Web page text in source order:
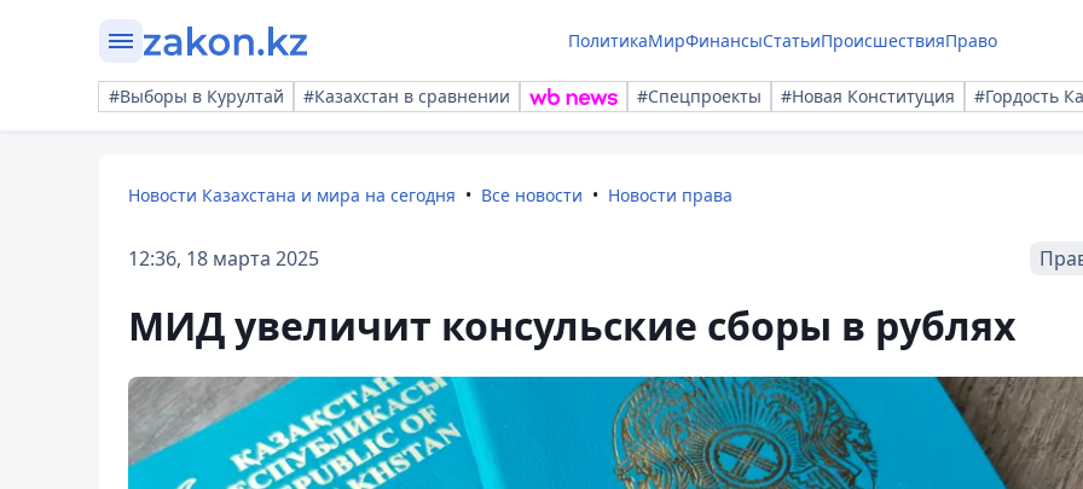
ПолитикаМирФинансыСтатьиПроисшествияПраво
#Выборы в Курултай #Казахстан в сравнении #Спецпроекты #Новая Конституция #Гордость
Новости Казахстана и мира на сегодня Все новости Новости права
12:36, 18 марта 2025
МИД увеличит консульские сборы в рублях